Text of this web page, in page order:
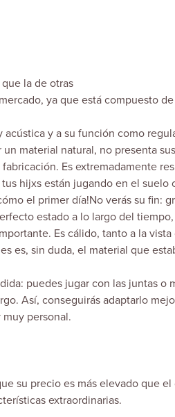
la de otras
ya que está compuesto
acústica y a su función como
material natural, no presenta
Es extremadamente
hijxs están jugando en el suelo
el primer día!No verás su fin:
estado a lo largo del
Es cálido, tanto a la vista
es, sin duda, el material que
puedes jugar con las juntas o
Así, conseguirás adaptarlo
personal.
su precio es más elevado que
extraordinarias.